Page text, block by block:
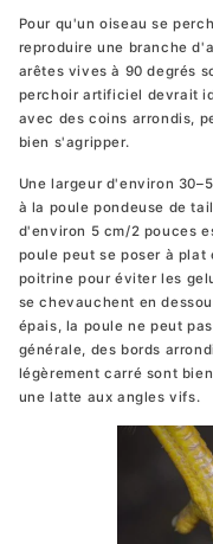
Pour qu'un oiseau se
reproduire une branche
arêtes vives à 90 degrés
perchoir artificiel devrait
avec des coins arrondis,
bien s'agripper.
Une largeur d'environ
à la poule pondeuse de
d'environ 5 cm/2 pouces
poule peut se poser à plat
poitrine pour éviter les
se chevauchent en
épais, la poule ne peut
générale, des bords
légèrement carré sont
une latte aux angles vifs.